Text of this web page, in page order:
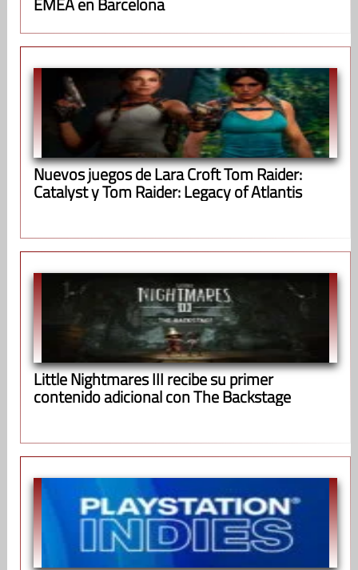
Nuevos juegos de Lara Croft Tom Raider:
Catalyst y Tom Raider: Legacy of Atlantis
Little Nightmares III recibe su primer
contenido adicional con The Backstage